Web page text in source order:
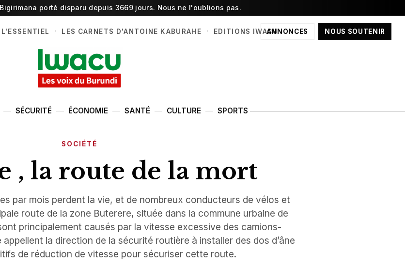
porté disparu depuis 3669 jours. Nous ne l'oublions pas.
ANNONCES NOUS SOUTENIR
L'ESSENTIEL · LES CARNETS D'ANTOINE KABURAHE · EDITIONS IWACU
SÉCURITÉ ÉCONOMIE SANTÉ CULTURE SPORTS
SOCIÉTÉ
, la route de la mort
par mois perdent la vie, et de nombreux conducteurs de vélos et
route de la zone Buterere, située dans la commune urbaine de
principalement causés par la vitesse excessive des camions-
la direction de la sécurité routière à installer des dos d’âne
de réduction de vitesse pour sécuriser cette route.